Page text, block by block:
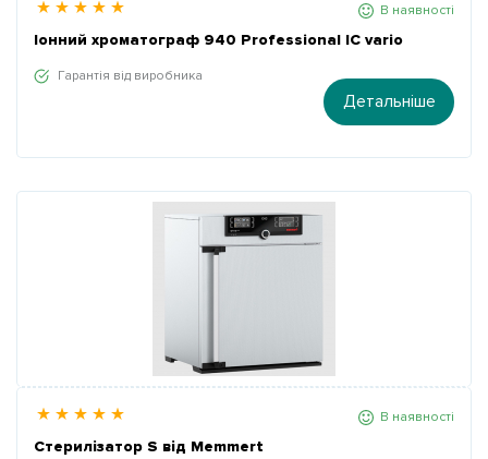
В наявності
Іонний хроматограф 940 Professional IC vario
Гарантія від виробника
Детальніше
В наявності
Стерилізатор S від Memmert